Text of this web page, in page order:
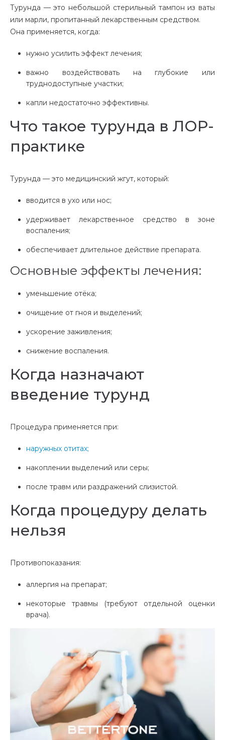
Турунда — это небольшой стерильный тампон из ваты
или марли, пропитанный лекарственным средством.
Она применяется, когда:
нужно усилить эффект лечения;
важно воздействовать на глубокие или
труднодоступные участки;
капли недостаточно эффективны.
Что такое турунда в ЛОР-
практике
Турунда — это медицинский жгут, который:
вводится в ухо или нос;
удерживает лекарственное средство в зоне
воспаления;
обеспечивает длительное действие препарата.
Основные эффекты лечения:
уменьшение отёка;
очищение от гноя и выделений;
ускорение заживления;
снижение воспаления.
Когда назначают
введение турунд
Процедура применяется при:
наружных отитах;
накоплении выделений или серы;
после травм или раздражений слизистой.
Когда процедуру делать
нельзя
Противопоказания:
аллергия на препарат;
некоторые травмы (требуют отдельной оценки
врача).